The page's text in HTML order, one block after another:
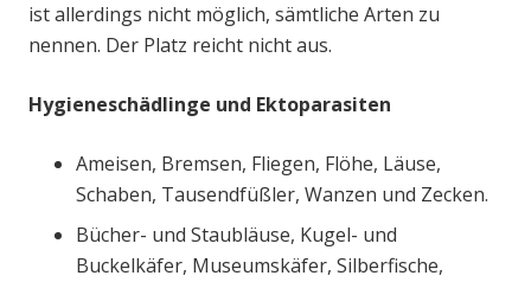
ist allerdings nicht möglich, sämtliche Arten zu
nennen. Der Platz reicht nicht aus.
Hygieneschädlinge und Ektoparasiten
Ameisen, Bremsen, Fliegen, Flöhe, Läuse,
Schaben, Tausendfüßler, Wanzen und Zecken.
Bücher- und Staubläuse, Kugel- und
Buckelkäfer, Museumskäfer, Silberfische,